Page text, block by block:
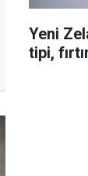
Yeni
tipi,